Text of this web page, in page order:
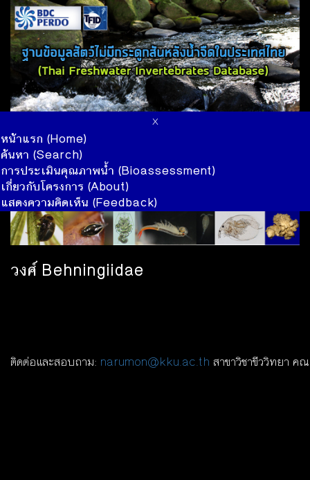
x
หน้าแรก (Home)
ค้นหา (Search)
การประเมินคุณภาพน้ำ (Bioassessment)
เกี่ยวกับโครงการ (About)
แสดงความคิดเห็น (Feedback)
วงศ์ Behningiidae
ติดต่อและสอบถาม: narumon@kku.ac.th สาขาวิชาขีววิทยา